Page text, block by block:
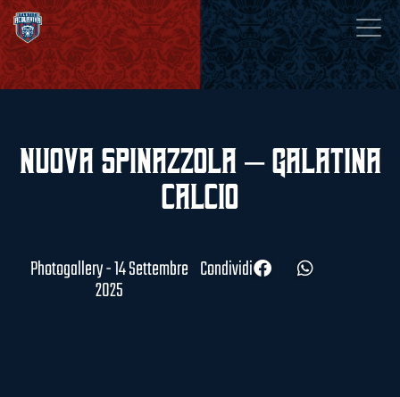
Nuova Spinazzola – Galatina
Calcio
Photogallery - 14 Settembre
2025
Condividi